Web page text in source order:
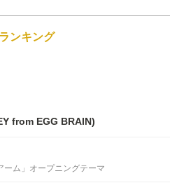
ンキング
from EGG BRAIN)
ーム」オープニングテーマ